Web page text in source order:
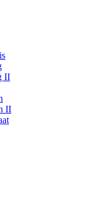
II
II